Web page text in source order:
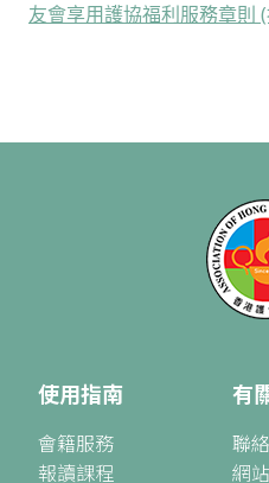
友會享用護協福利服務章則
使用指南
會籍服務
報讀課程
有
聯
網